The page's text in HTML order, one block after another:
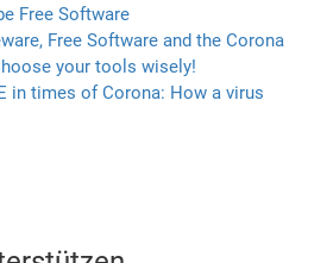
Free Software
Free Software and the Corona
your tools wisely!
in times of Corona: How a virus